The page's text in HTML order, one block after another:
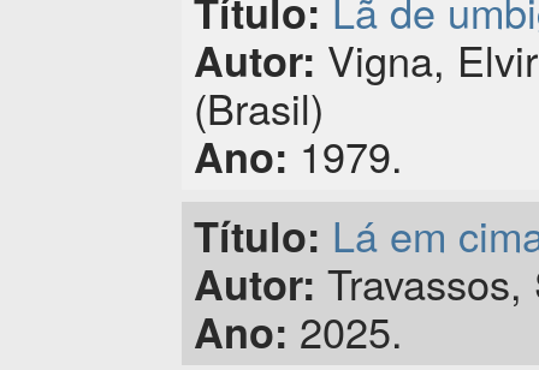
Título:
Autor: Vigna,
(Brasil)
Ano: 1979.
Título: Lá em
Autor: Travassos,
Ano: 2025.